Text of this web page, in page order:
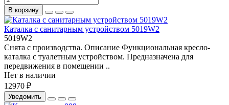
В корзину
Каталка с санитарным устройством 5019W2
5019W2
Снята с производства. Описание Функциональная кресло-
каталка с туалетным устройством. Предназначена для
передвижения в помещении ..
Нет в наличии
12970 ₽
Уведомить